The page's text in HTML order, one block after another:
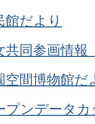
館だより
共同参画情報
空間博物館
プンデータ